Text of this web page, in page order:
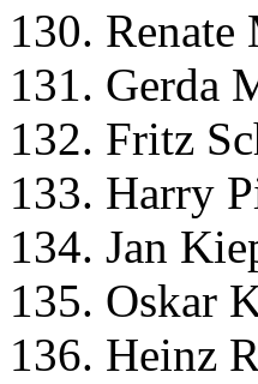
130.
131. Gerda
132. Fritz
133. Harry
134. Jan
135. Oskar
136. Heinz